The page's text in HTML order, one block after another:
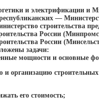
и электрификации и
—
строительства
России
России
задачи:
мощности и основные
и организацию
его стоимость;